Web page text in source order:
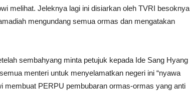
melihat. Jeleknya lagi ini disiarkan oleh TVRI besoknya
mengundang semua ormas dan mengatakan
sembahyang minta petujuk kepada Ide Sang Hyang
menteri untuk menyelamatkan negeri ini “nyawa
membuat PERPU pembubaran ormas-ormas yang anti